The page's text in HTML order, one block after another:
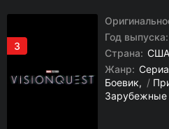
3
Год выпуска:
Страна: США
Жанр:
Боевик
/
Зарубежные